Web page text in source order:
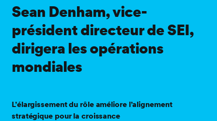
Sean Denham, vice-
président directeur de SEI,
dirigera les opérations
mondiales
L’élargissement du rôle améliore l’alignement
stratégique pour la croissance